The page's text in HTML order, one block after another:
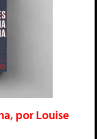
por Louise